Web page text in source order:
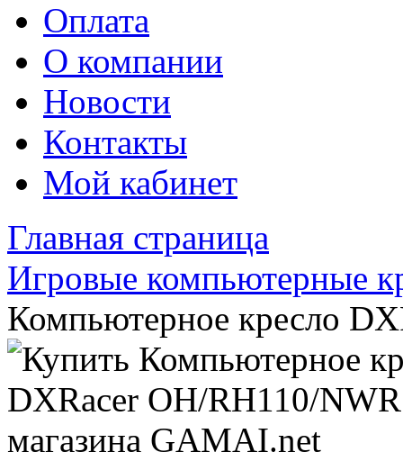
Оплата
О компании
Новости
Контакты
Мой кабинет
Главная страница
Игровые компьютерные
Компьютерное кресло